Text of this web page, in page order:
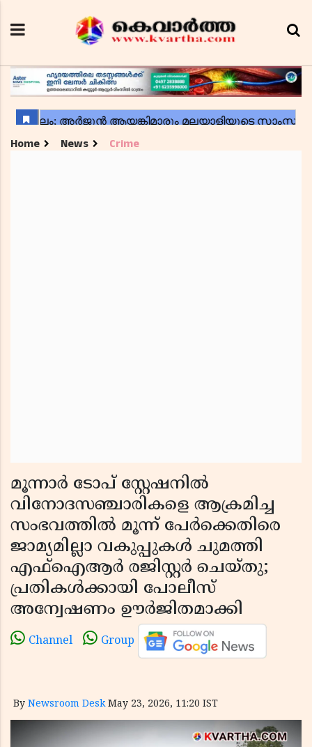
Home News Crime
മൂന്നാർ ടോപ് സ്റ്റേഷനിൽ
വിനോദസഞ്ചാരികളെ ആക്രമിച്ച
സംഭവത്തിൽ മൂന്ന് പേർക്കെതിരെ
ജാമ്യമില്ലാ വകുപ്പുകൾ ചുമത്തി
എഫ്ഐആർ രജിസ്റ്റർ ചെയ്തു;
പ്രതികൾക്കായി പോലീസ്
അന്വേഷണം ഊർജിതമാക്കി
Channel Group
By Newsroom Desk May 23, 2026, 11:20 IST